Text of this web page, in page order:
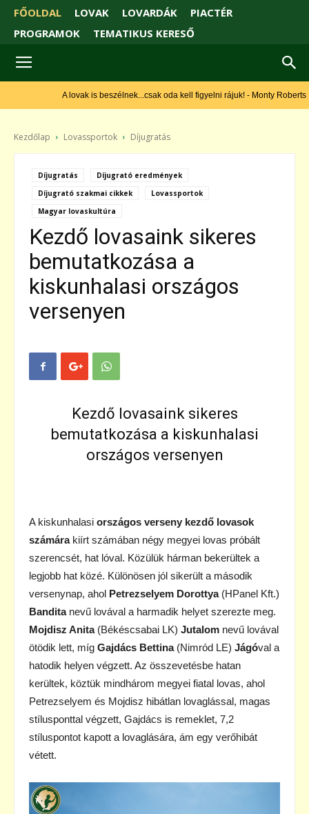
FŐOLDAL LOVAK LOVARDÁK
PIACTÉR
PROGRAMOK
TEMATIKUS KERESŐ
A lovak is beszélnek...csak oda kell figyelni rájuk! - Monty Roberts
Kezdőlap Lovassportok Díjugratás
Díjugratás
Díjugrató eredmények
Díjugrató szakmai cikkek
Lovassportok
Magyar lovaskultúra
Kezdő lovasaink sikeres
bemutatkozása a
kiskunhalasi országos
versenyen
Kezdő lovasaink sikeres
bemutatkozása a kiskunhalasi
országos versenyen
A kiskunhalasi országos verseny kezdő lovasok
számárakiírt számában négy megyei lovas próbált
szerencsét, hat lóval. Közülük hárman bekerültek a
legjobb hat közé. Különösen jól sikerült a második
versenynap, ahol Petrezselyem Dorottya(HPanel Kft.)
Bandita nevű lovával a harmadik helyet szerezte meg.
Mojdisz Anita(Békéscsabai LK) Jutalom nevű lovával
ötödik lett, míg Gajdács Bettina(Nimród LE) Jágóval a
hatodik helyen végzett. Az összevetésbe hatan
kerültek, köztük mindhárom megyei fiatal lovas, ahol
Petrezselyem és Mojdisz hibátlan lovaglással, magas
stílusponttal végzett, Gajdács is remeklet, 7,2
stíluspontot kapott a lovaglására, ám egy verőhibát
vétett.